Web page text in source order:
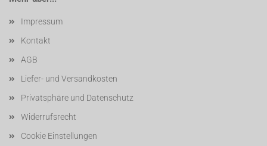
Impressum
Kontakt
AGB
Liefer- und Versandkosten
Privatsphäre und Datenschutz
Widerrufsrecht
Cookie Einstellungen